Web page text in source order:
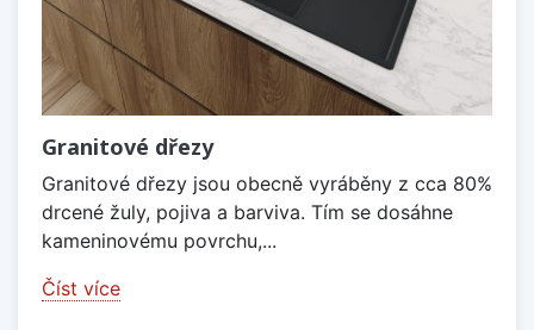
Granitové dřezy
Granitové dřezy jsou obecně vyráběny z cca 80%
drcené žuly, pojiva a barviva. Tím se dosáhne
kameninovému povrchu,...
Číst více